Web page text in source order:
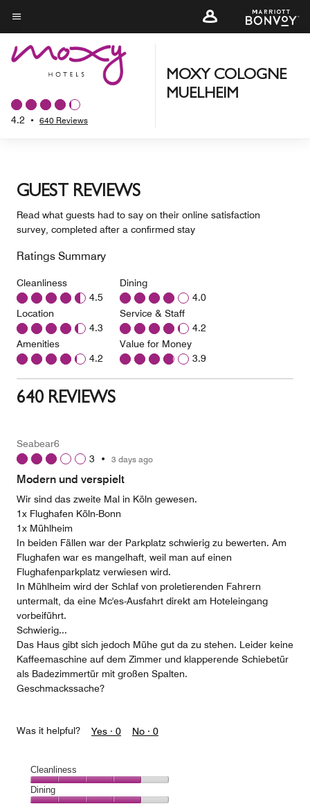
Skip
to
main
content
Menu text
4.2 • 640 Reviews
MOXY COLOGNE
MUELHEIM
GUEST REVIEWS
Read what guests had to say on their online satisfaction
survey, completed after a confirmed stay
Ratings Summary
Cleanliness
4.5
Location
4.3
Amenities
4.2
Dining
4.0
Service & Staff
4.2
Value for Money
3.9
640 REVIEWS
Seabear6
3 • 3 days ago
Modern und verspielt
Wir sind das zweite Mal in Köln gewesen.
1x Flughafen Köln-Bonn
1x Mühlheim
In beiden Fällen war der Parkplatz schwierig zu bewerten. Am
Flughafen war es mangelhaft, weil man auf einen
Flughafenparkplatz verwiesen wird.
In Mühlheim wird der Schlaf von proletierenden Fahrern
untermalt, da eine Mc'es-Ausfahrt direkt am Hoteleingang
vorbeiführt.
Schwierig...
Das Haus gibt sich jedoch Mühe gut da zu stehen. Leider keine
Kaffeemaschine auf dem Zimmer und klapperende Schiebetür
als Badezimmertür mit großen Spalten.
Geschmackssache?
Was it helpful? Yes · 0 No · 0
Cleanliness
Cleanliness,
Dining